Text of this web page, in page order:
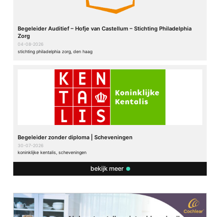
Begeleider Auditief – Hofje van Castellum – Stichting Philadelphia
Zorg
04-08-2026
stichting philadelphia zorg, den haag
Begeleider zonder diploma | Scheveningen
30-07-2026
koninklijke kentalis, scheveningen
bekijk meer